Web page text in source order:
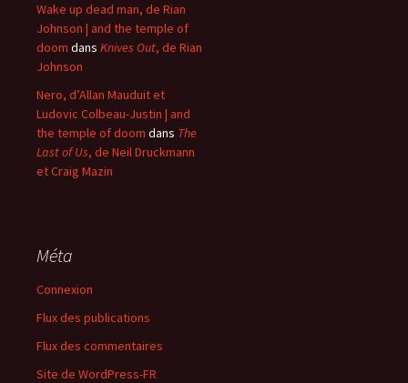
Wake up dead man, de Rian
Johnson | and the temple of
doom dans Knives Out, de Rian
Johnson
Nero, d’Allan Mauduit et
Ludovic Colbeau-Justin | and
the temple of doom dans The
Last of Us, de Neil Druckmann
et Craig Mazin
Méta
Connexion
Flux des publications
Flux des commentaires
Site de WordPress-FR